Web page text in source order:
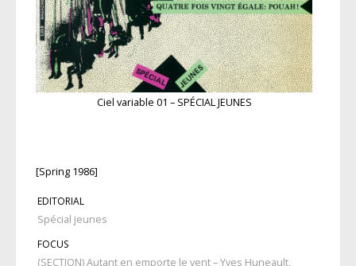
Ciel variable 01 – SPÉCIAL JEUNES
[Spring 1986]
EDITORIAL
Spécial jeunes
FOCUS
(SECTION) Autant en emporte le vent – Yves Huneault,